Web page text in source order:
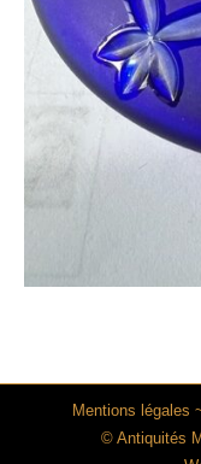
Mentions légales
© Antiquités